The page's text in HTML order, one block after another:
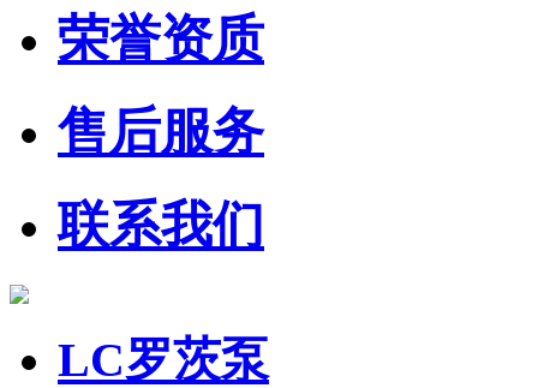
荣誉资质
售后服务
联系我们
LC罗茨泵